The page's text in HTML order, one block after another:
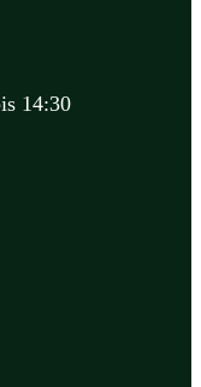
14:30